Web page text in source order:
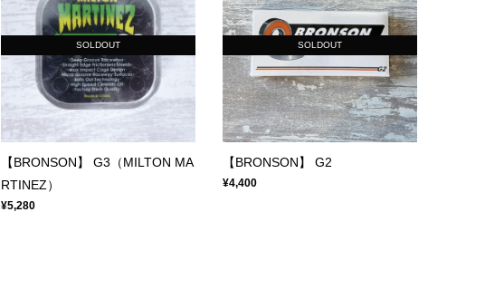
SOLDOUT
【BRONSON】 G3（MILTON MA
RTINEZ）
¥5,280
SOLDOUT
【BRONSON】 G2
¥4,400